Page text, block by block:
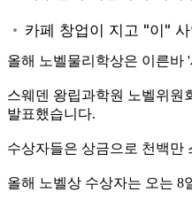
올해 노벨물리학상은 이른바
스웨덴 왕립과학원 노벨위원
발표했습니다.
수상자들은 상금으로 천백만
올해 노벨상 수상자는 오는 8